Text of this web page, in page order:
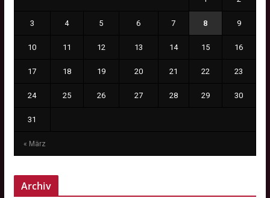
« März
3 4 5 6 7 8 9
10 11 12 13 14 15 16
17 18 19 20 21 22 23
24 25 26 27 28 29 30
31
Archiv